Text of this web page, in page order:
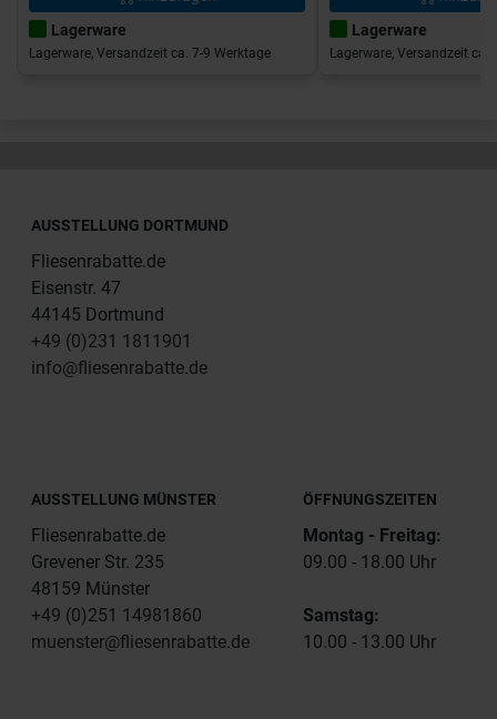
Lagerware
Lagerware, Versandzeit ca. 7-9 Werktage
Lagerware
Lagerware, Versandzeit ca.
AUSSTELLUNG DORTMUND
Fliesenrabatte.de
Eisenstr. 47
44145 Dortmund
+49 (0)231 1811901
info@fliesenrabatte.de
AUSSTELLUNG MÜNSTER
Fliesenrabatte.de
Grevener Str. 235
48159 Münster
+49 (0)251 14981860
muenster@fliesenrabatte.de
ÖFFNUNGSZEITEN
Montag - Freitag:
09.00 - 18.00 Uhr
Samstag:
10.00 - 13.00 Uhr